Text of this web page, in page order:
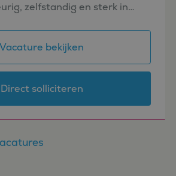
zelfstandig en sterk in
organisatie in de regio West-
Vacature bekijken
Direct solliciteren